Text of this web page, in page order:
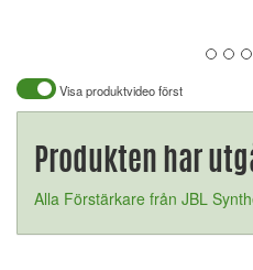
Visa produktvideo först
Produkten har
Alla Förstärkare från JBL